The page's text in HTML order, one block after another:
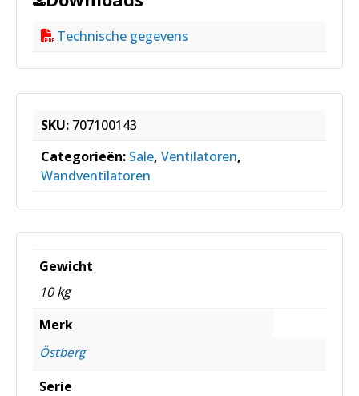
Technische gegevens
SKU: 707100143
Categorieën: Sale, Ventilatoren,
Wandventilatoren
Gewicht
10 kg
Merk
Östberg
Serie